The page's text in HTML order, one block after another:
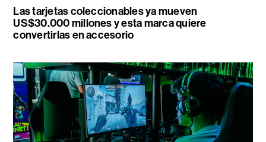
Las tarjetas coleccionables ya mueven
US$30.000 millones y esta marca quiere
convertirlas en accesorio